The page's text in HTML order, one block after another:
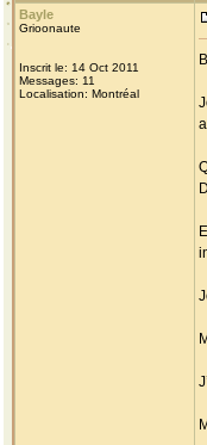
Bayle
Grioonaute
Inscrit le: 14 Oct 2011
Messages: 11
Localisation: Montréal